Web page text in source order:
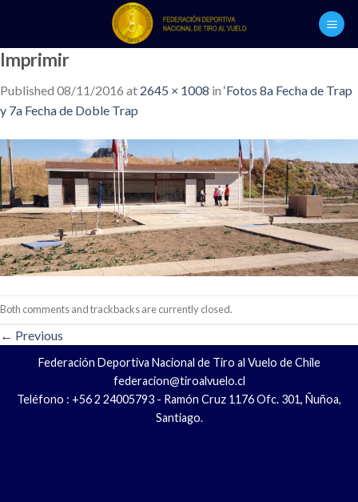
content
Imprimir
Published 08/11/2016 at 2645 × 1008 in ‘Fotos 8a Fecha de Trap
y 7a Fecha de Doble Trap
Both comments and trackbacks are currently closed.
← Previous
Federación Deportiva Nacional de Tiro al Vuelo de Chile
federacion@tiroalvuelo.cl
Teléfono : +56 2 24005793 - Ramón Cruz 1176 Ofc. 301, Ñuñoa,
Santiago.